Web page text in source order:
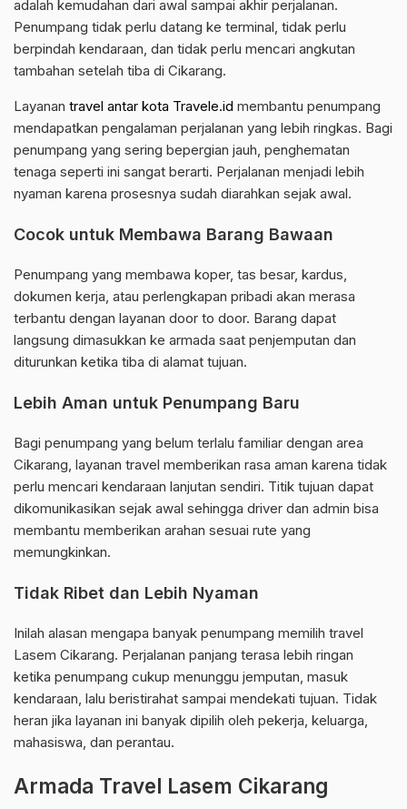
adalah kemudahan dari awal sampai akhir perjalanan.
Penumpang tidak perlu datang ke terminal, tidak perlu
berpindah kendaraan, dan tidak perlu mencari angkutan
tambahan setelah tiba di Cikarang.
Layanan travel antar kota Travele.id membantu penumpang
mendapatkan pengalaman perjalanan yang lebih ringkas. Bagi
penumpang yang sering bepergian jauh, penghematan
tenaga seperti ini sangat berarti. Perjalanan menjadi lebih
nyaman karena prosesnya sudah diarahkan sejak awal.
Cocok untuk Membawa Barang Bawaan
Penumpang yang membawa koper, tas besar, kardus,
dokumen kerja, atau perlengkapan pribadi akan merasa
terbantu dengan layanan door to door. Barang dapat
langsung dimasukkan ke armada saat penjemputan dan
diturunkan ketika tiba di alamat tujuan.
Lebih Aman untuk Penumpang Baru
Bagi penumpang yang belum terlalu familiar dengan area
Cikarang, layanan travel memberikan rasa aman karena tidak
perlu mencari kendaraan lanjutan sendiri. Titik tujuan dapat
dikomunikasikan sejak awal sehingga driver dan admin bisa
membantu memberikan arahan sesuai rute yang
memungkinkan.
Tidak Ribet dan Lebih Nyaman
Inilah alasan mengapa banyak penumpang memilih travel
Lasem Cikarang. Perjalanan panjang terasa lebih ringan
ketika penumpang cukup menunggu jemputan, masuk
kendaraan, lalu beristirahat sampai mendekati tujuan. Tidak
heran jika layanan ini banyak dipilih oleh pekerja, keluarga,
mahasiswa, dan perantau.
Armada Travel Lasem Cikarang